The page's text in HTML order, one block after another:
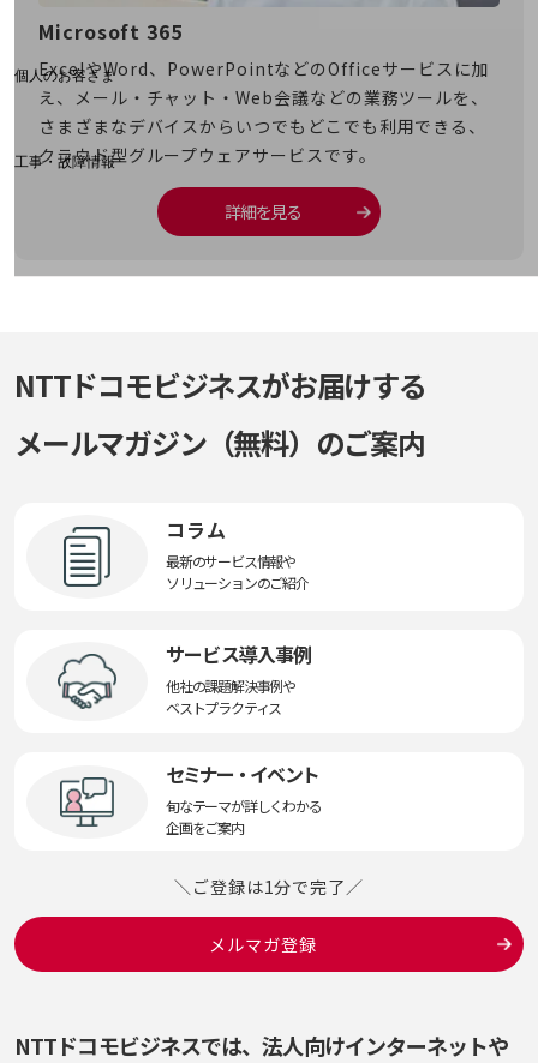
料金分析(ご利用料金管理サービス)
個人のお客さま
NTTドコモ
OCNなど
工事・故障情報
お客さまサポートサイト
SDPFナレッジセンター
の
Microsoft 365
ExcelやWord、PowerPointなどのOfficeサービスに加
え、メール・チャット・Web会議などの業務ツールを、
さまざまなデバイスからいつでもどこでも利用できる、
クラウド型グループウェアサービスです。
詳細を見る
NTTドコモビジネスがお届けする
メールマガジン（無料）のご案内
コラム
最新のサービス情報や
ソリューションのご紹介
サービス導入事例
他社の課題解決事例や
ベストプラクティス
セミナー・イベント
旬なテーマが詳しくわかる
企画をご案内
＼ご登録は1分で完了／
メルマガ登録
NTTドコモビジネスでは、法人向けインターネットや